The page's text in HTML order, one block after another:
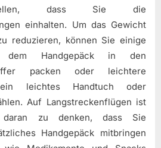
dass Sie die
einhalten. Um das Gewicht
reduzieren, können Sie einige
dem Handgepäck in den
packen oder leichtere
leichtes Handtuch oder
Auf Langstreckenflügen ist
zu denken, dass Sie
Handgepäck mitbringen